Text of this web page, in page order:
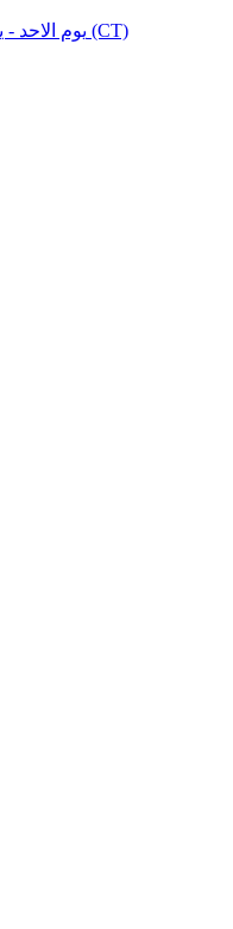
يوم الاحد - يوم الخميس: 10 صباحًا - 5 مساء (CT)